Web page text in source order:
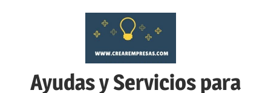
Ayudas y Servicios para